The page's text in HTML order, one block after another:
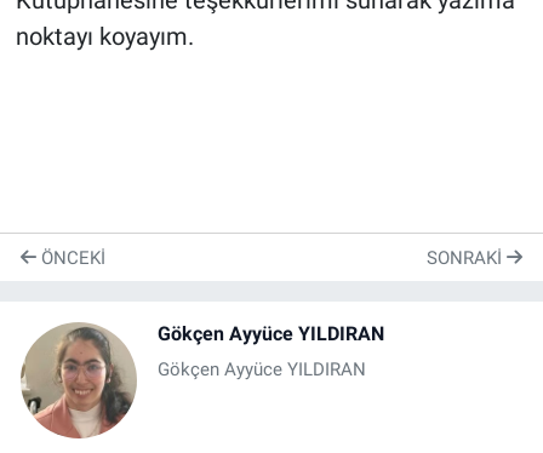
noktayı koyayım.
ÖNCEKI SONRAKI
Gökçen Ayyüce YILDIRAN
Gökçen Ayyüce YILDIRAN